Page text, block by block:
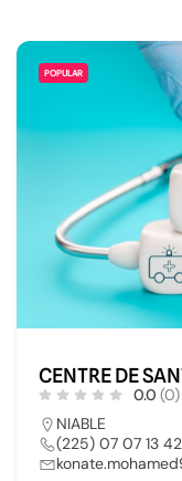
POPULAR
CENTRE DE
0.0 (0)
NIABLE
(225) 07 07 13